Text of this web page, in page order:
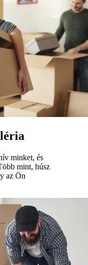
minket, és
mint, húsz
az Ön